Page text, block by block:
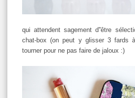
qui attendent sagement d''être
chat-box (on peut y glisser 3 fards
tourner pour ne pas faire de jaloux :)